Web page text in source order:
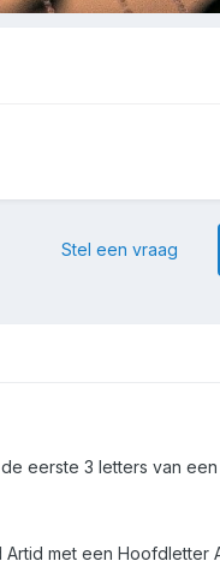
Stel een vraag
eerste 3 letters van
met een Hoofdletter